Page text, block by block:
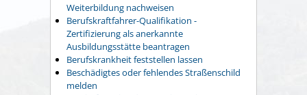
Weiterbildung nachweisen
Berufskraftfahrer-Qualifikation -
Zertifizierung als anerkannte
Ausbildungsstätte beantragen
Berufskrankheit feststellen lassen
Beschädigtes oder fehlendes Straßenschild
melden